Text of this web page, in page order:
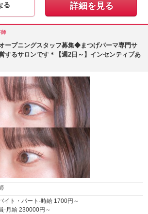
る 詳細を見る
師
ープニングスタッフ募集◆まつげパーマ専門サ
するサロンです＊【週2日～】インセンティブあ
イト・パート-時給 1700円～
-月給 230000円～